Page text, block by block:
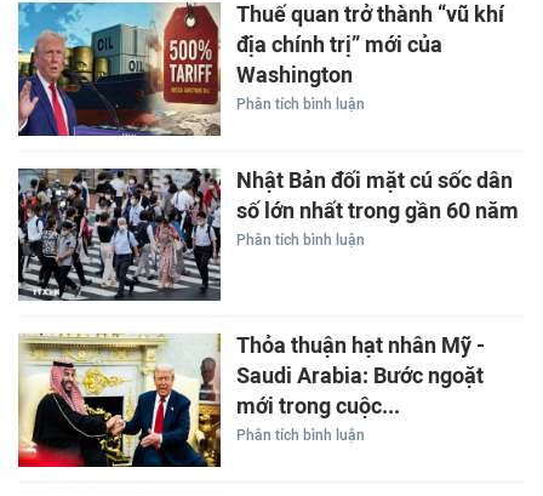
Thuế quan trở thành “vũ khí
địa chính trị” mới của
Washington
Phân tích bình luận
Nhật Bản đối mặt cú sốc dân
số lớn nhất trong gần 60 năm
Phân tích bình luận
Thỏa thuận hạt nhân Mỹ -
Saudi Arabia: Bước ngoặt
mới trong cuộc...
Phân tích bình luận